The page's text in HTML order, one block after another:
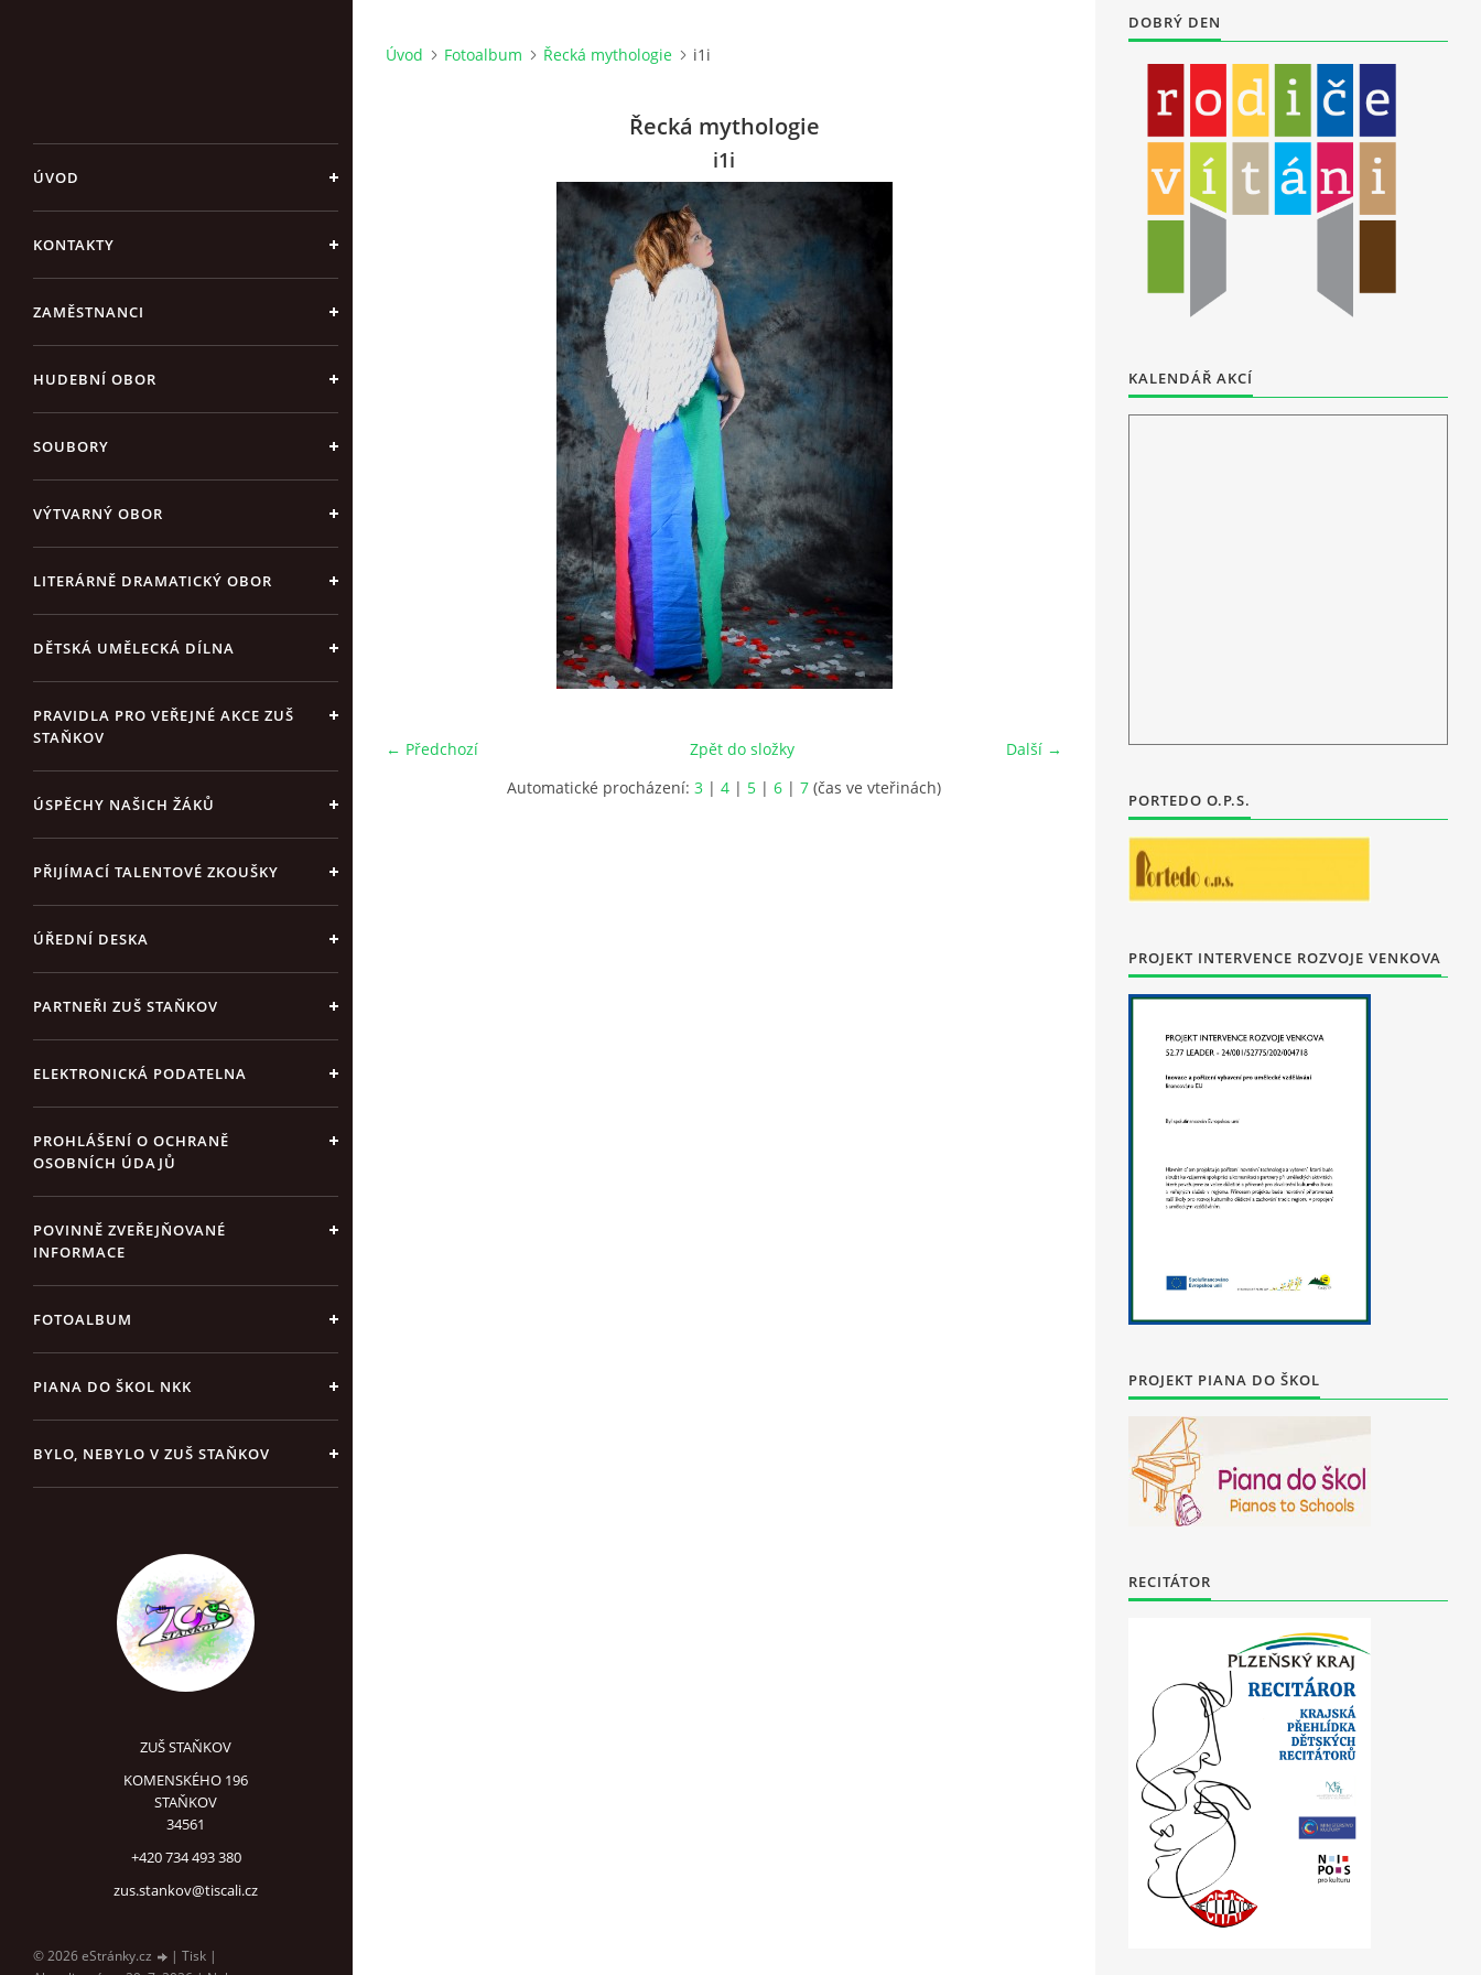
ÚVOD
KONTAKTY
ZAMĚSTNANCI
HUDEBNÍ OBOR
SOUBORY
VÝTVARNÝ OBOR
LITERÁRNĚ DRAMATICKÝ OBOR
DĚTSKÁ UMĚLECKÁ DÍLNA
PRAVIDLA PRO VEŘEJNÉ AKCE ZUŠ
STAŇKOV
ÚSPĚCHY NAŠICH ŽÁKŮ
PŘIJÍMACÍ TALENTOVÉ ZKOUŠKY
ÚŘEDNÍ DESKA
PARTNEŘI ZUŠ STAŇKOV
ELEKTRONICKÁ PODATELNA
PROHLÁŠENÍ O OCHRANĚ
OSOBNÍCH ÚDAJŮ
POVINNĚ ZVEŘEJŇOVANÉ
INFORMACE
FOTOALBUM
PIANA DO ŠKOL NKK
BYLO, NEBYLO V ZUŠ STAŇKOV
ZUŠ STAŇKOV
KOMENSKÉHO 196
STAŇKOV
34561
+420 734 493 380
zus.stankov@tiscali.cz
© 2026 eStránky.cz | Tisk |
Úvod Fotoalbum Řecká mythologie i1i
Řecká mythologie
i1i
← Předchozí Další →
Zpět do složky
Automatické procházení: 3 | 4 | 5 | 6 | 7 (čas ve vteřinách)
DOBRÝ DEN
KALENDÁŘ AKCÍ
PORTEDO O.P.S.
PROJEKT INTERVENCE ROZVOJE VENKOVA
PROJEKT PIANA DO ŠKOL
RECITÁTOR